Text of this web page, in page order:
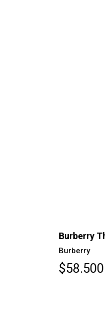
Burberry
Burberry
$58.500